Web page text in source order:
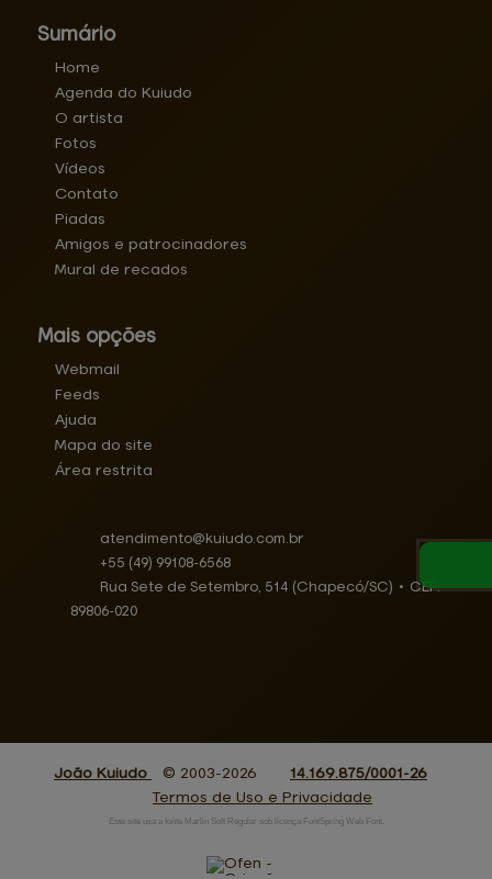
Sumário
Home
Agenda do Kuiudo
O artista
Fotos
Vídeos
Contato
Piadas
Amigos e patrocinadores
Mural de recados
Mais opções
Webmail
Feeds
Ajuda
Mapa do site
Área restrita
atendimento@ kuiudo.com.br
+55 (49) 99108-6568
Rua Sete de Setembro, 514 (Chapecó/SC) • CEP:
89806-020
João Kuiudo © 2003-2026
14.169.875/0001-26
Termos de Uso e Privacidade
Este site usa a fonte Marlin Soft Regular sob licença FontSpring Web Font.